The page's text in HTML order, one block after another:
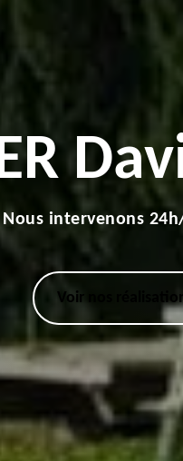
Nous intervenons
Voir nos